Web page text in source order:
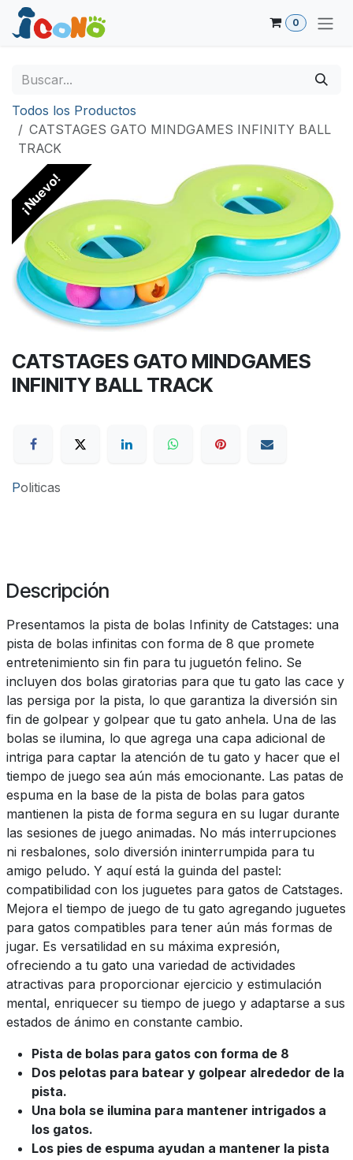
Ir al contenido
0
Todos los Productos
CATSTAGES GATO MINDGAMES INFINITY BALL
TRACK
¡Nuevo!
CATSTAGES GATO MINDGAMES
INFINITY BALL TRACK
Politicas
Descripción
Presentamos la pista de bolas Infinity de Catstages: una
pista de bolas infinitas con forma de 8 que promete
entretenimiento sin fin para tu juguetón felino. Se
incluyen dos bolas giratorias para que tu gato las cace y
las persiga por la pista, lo que garantiza la diversión sin
fin de golpear y golpear que tu gato anhela. Una de las
bolas se ilumina, lo que agrega una capa adicional de
intriga para captar la atención de tu gato y hacer que el
tiempo de juego sea aún más emocionante. Las patas de
espuma en la base de la pista de bolas para gatos
mantienen la pista de forma segura en su lugar durante
las sesiones de juego animadas. No más interrupciones
ni resbalones, solo diversión ininterrumpida para tu
amigo peludo. Y aquí está la guinda del pastel:
compatibilidad con los juguetes para gatos de Catstages.
Mejora el tiempo de juego de tu gato agregando juguetes
para gatos compatibles para tener aún más formas de
jugar. Es versatilidad en su máxima expresión,
ofreciendo a tu gato una variedad de actividades
atractivas para proporcionar ejercicio y estimulación
mental, enriquecer su tiempo de juego y adaptarse a sus
estados de ánimo en constante cambio.
Pista de bolas para gatos con forma de 8
Dos pelotas para batear y golpear alrededor de la
pista.
Una bola se ilumina para mantener intrigados a
los gatos.
Los pies de espuma ayudan a mantener la pista